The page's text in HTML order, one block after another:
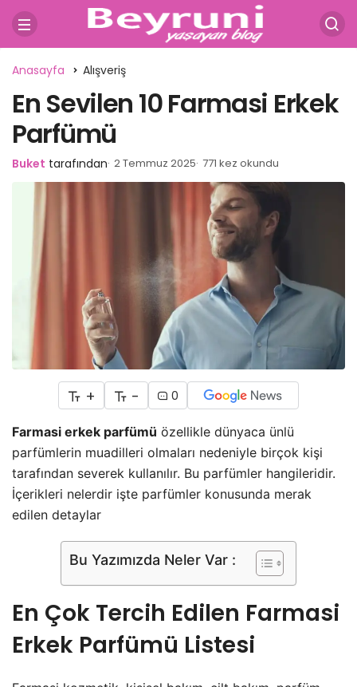
Anasayfa Alışveriş
En Sevilen 10 Farmasi Erkek
Parfümü
Buket tarafından 2 Temmuz 2025 771 kez okundu
+ - 0
Farmasi erkek parfümü özellikle dünyaca ünlü
parfümlerin muadilleri olmaları nedeniyle birçok kişi
tarafından severek kullanılır. Bu parfümler hangileridir.
İçerikleri nelerdir işte parfümler konusunda merak
edilen detaylar
Bu Yazımızda Neler Var :
En Çok Tercih Edilen Farmasi
Erkek Parfümü Listesi